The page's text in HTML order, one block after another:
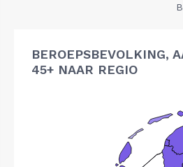
BEROEPSBEVOLKING,
45+ NAAR REGIO